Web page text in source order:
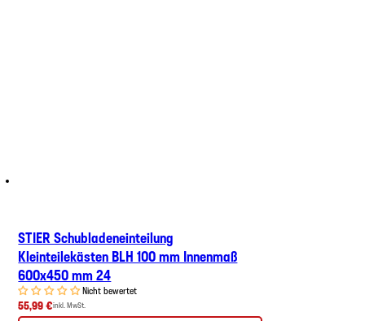
STIER Schubladeneinteilung
Kleinteilekästen BLH 100 mm Innenmaß
600x450 mm 24
Nicht bewertet
55,99 €inkl. MwSt.